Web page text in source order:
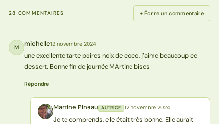
28 COMMENTAIRES + Écrire un commentaire
M michelle12 novembre 2024
une excellente tarte poires noix de coco, j’aime beaucoup ce
dessert. Bonne fin de journée MArtine bises
Répondre
MP Martine Pineau AUTRICE 12 novembre 2024
Je te comprends, elle était très bonne. Elle aurait